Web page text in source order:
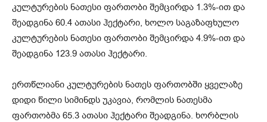
კულტურების ნათესი ფართობი შემცირდა 1.3%-ით და
შეადგინა 60.4 ათასი ჰექტარი, ხოლო საგაზაფხულო
კულტურების ნათესი ფართობი შემცირდა 4.9%-ით და
შეადგინა 123.9 ათასი ჰექტარი.
ერთწლიანი კულტურების ნათეს ფართობში ყველაზე
დიდი წილი სიმინდს უკავია, რომლის ნათესმა
ფართობმა 65.3 ათასი ჰექტარი შეადგინა. ხორბლის